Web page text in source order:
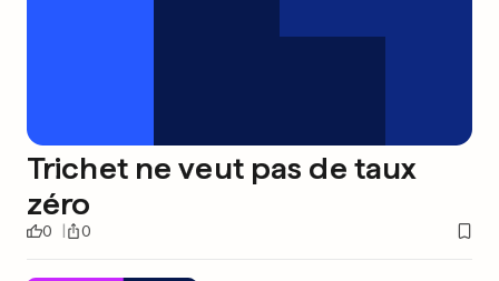
Trichet ne veut pas de taux
zéro
0 0